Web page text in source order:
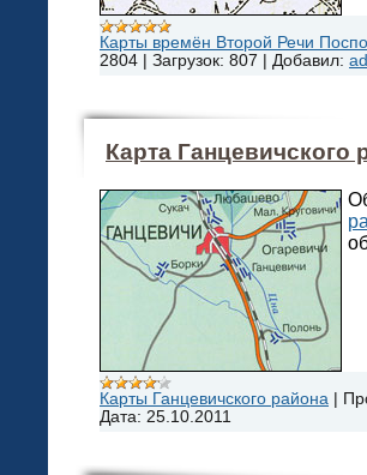
Карты времён Второй Речи
2804
Загрузок: 807 Добавил:
Карта Ганцевичского
Карты Ганцевичского района
Дата: 25.10.2011